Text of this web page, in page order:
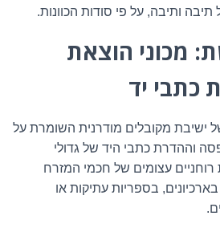
תיבה ותיבה, על פי סודות הכוונות.
מכוני הוצאת
כתבי יד
ישיבת מקובלים מודרנית השומרת על
וההדרת כתבי היד של גדולי
עצומים של חכמי המזרח
בספריות עתיקות או